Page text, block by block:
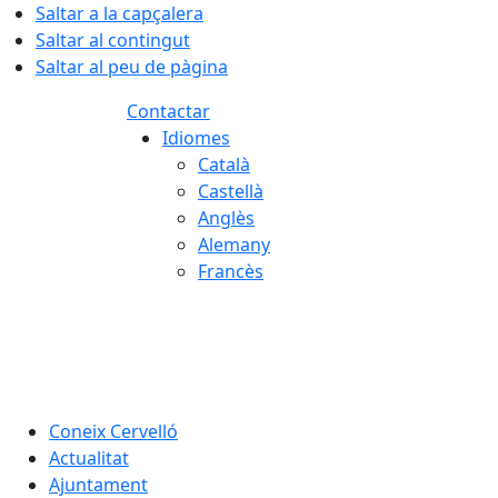
Saltar a la capçalera
Saltar al contingut
Saltar al peu de pàgina
Contactar
Idiomes
Català
Castellà
Anglès
Alemany
Francès
Coneix Cervelló
Actualitat
Ajuntament